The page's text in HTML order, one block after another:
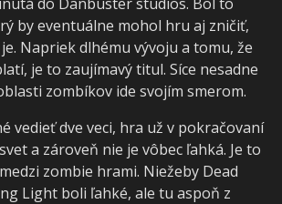
by eventuálne mohol hru aj zničiť,
Napriek dlhému vývoju a tomu, že
je to zaujímavý titul. Síce nesadne
zombíkov ide svojím smerom.
vedieť dve veci, hra už v pokračovaní
a zároveň nie je vôbec ľahká. Je to
zombie hrami. Niežeby Dead
Light boli ľahké, ale tu aspoň z